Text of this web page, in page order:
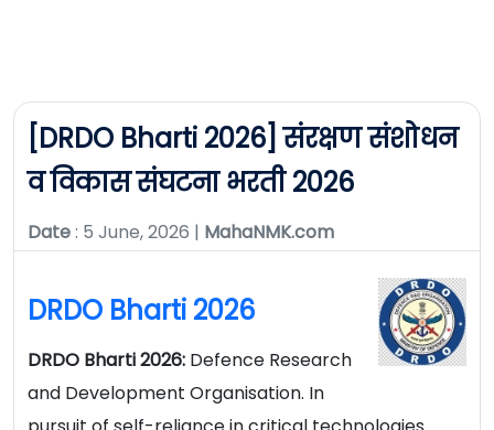
[DRDO Bharti 2026] संरक्षण संशोधन
व विकास संघटना भरती 2026
Date: 5 June, 2026 | MahaNMK.com
DRDO Bharti 2026
DRDO Bharti 2026: Defence Research
and Development Organisation. In